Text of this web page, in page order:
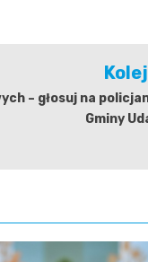
– głosuj na
Gminy